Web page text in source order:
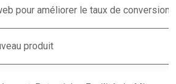
pour améliorer le taux de conversion
produit